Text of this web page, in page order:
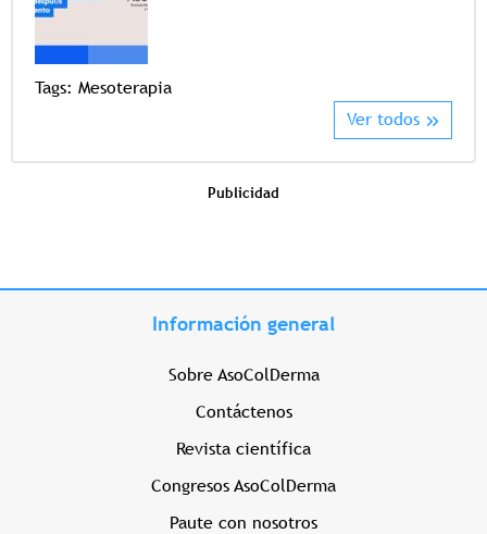
Tags: Mesoterapia
Ver todos
Publicidad
Información general
Sobre AsoColDerma
Contáctenos
Revista científica
Congresos AsoColDerma
Paute con nosotros